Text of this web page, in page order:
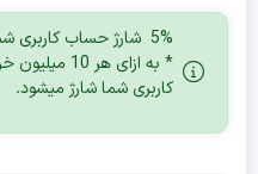
5% شارژ حساب کاربری شما تا 31 شهریور ماه
کاربری شما شارژ میشود.